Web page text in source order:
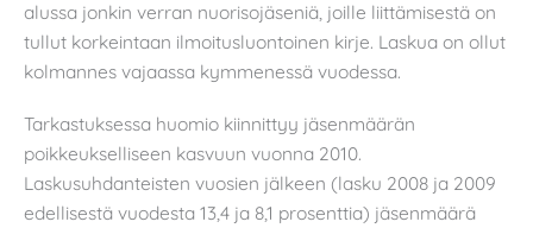
alussa jonkin verran nuorisojäseniä, joille liittämisestä on
tullut korkeintaan ilmoitusluontoinen kirje. Laskua on ollut
kolmannes vajaassa kymmenessä vuodessa.
Tarkastuksessa huomio kiinnittyy jäsenmäärän
poikkeukselliseen kasvuun vuonna 2010.
Laskusuhdanteisten vuosien jälkeen (lasku 2008 ja 2009
edellisestä vuodesta 13,4 ja 8,1 prosenttia) jäsenmäärä